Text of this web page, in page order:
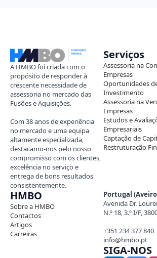
A HMBO foi criada com o
propósito de responder à
crescente necessidade de
assessoria no mercado das
Fusões e Aquisições.
Com 38 anos de experiência
no mercado e uma equipa
altamente especializada,
destacamo-nos pelo nosso
compromisso com os clientes,
excelência no serviço e
entrega de bons resultados
consistentemente.
Serviços
Assessoria na
Empresas
Oportunidades
Investimento
Assessoria na
Empresas
Estudos e
Empresariais
Captação de
Restruturação
HMBO
Sobre a HMBO
Contactos
Artigos
Carreiras
Portugal
Avenida Dr.
N.º 18, 3.º I/F,
+351 234 377 840
info@hmbo.pt
SIGA-NOS